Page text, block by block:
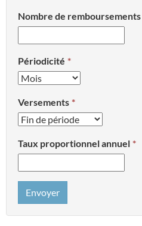
Nombre de remboursements
Périodicité
Versements
Taux proportionnel annuel
Envoyer